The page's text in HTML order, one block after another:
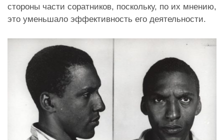
стороны части соратников, поскольку, по их мнению,
это уменьшало эффективность его деятельности.